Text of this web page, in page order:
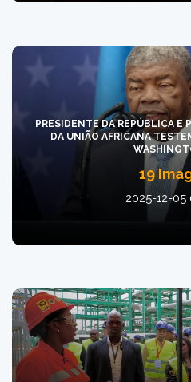
PRESIDENTE DA REPÚBLICA E
DA UNIÃO AFRICANA
19
2025-12-05